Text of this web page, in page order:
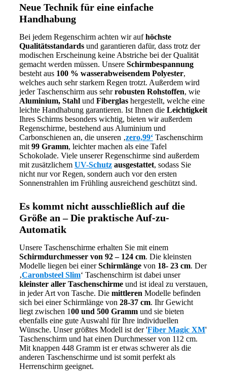
Neue Technik für eine einfache
Handhabung
Bei jedem Regenschirm achten wir aufhöchste
Qualitätsstandards und garantieren dafür, dass trotz der
modischen Erscheinung keine Abstriche bei der Qualität
gemacht werden müssen. Unsere Schirmbespannung
besteht aus 100 % wasserabweisendem Polyester,
welches auch sehr starkem Regen trotzt. Außerdem wird
jeder Taschenschirm aus sehrrobusten Rohstoffen, wie
Aluminium, Stahl und Fiberglas hergestellt, welche eine
leichte Handhabung garantieren. Ist Ihnen die Leichtigkeit
Ihres Schirms besonders wichtig, bieten wir außerdem
Regenschirme, bestehend aus Aluminium und
Carbonschienen an, die unseren ‚zero,99‘ Taschenschirm
mit 99 Gramm, leichter machen als eine Tafel
Schokolade. Viele unserer Regenschirme sind außerdem
mit zusätzlichem UV-Schutz ausgestattet, sodass Sie
nicht nur vor Regen, sondern auch vor den ersten
Sonnenstrahlen im Frühling ausreichend geschützt sind.
Es kommt nicht ausschließlich auf die
Größe an – Die praktische Auf-zu-
Automatik
Unsere Taschenschirme erhalten Sie mit einem
Schirmdurchmesser von 92 – 124 cm. Die kleinsten
Modelle liegen bei einerSchirmlänge von 18- 23 cm. Der
‚Caronbsteel Slim‘ Taschenschirm ist dabei unser
kleinster aller Taschenschirme und ist ideal zu verstauen,
in jeder Art von Tasche. Die mittleren Modelle befinden
sich bei einer Schirmlänge von 28-37 cm. Ihr Gewicht
liegt zwischen 100 und 500 Gramm und sie bieten
ebenfalls eine gute Auswahl für Ihre individuellen
Wünsche. Unser größtes Modell ist der 'Fiber Magic XM'
Taschenschirm und hat einen Durchmesser von 112 cm.
Mit knappen 448 Gramm ist er etwas schwerer als die
anderen Taschenschirme und ist somit perfekt als
Herrenschirm geeignet.